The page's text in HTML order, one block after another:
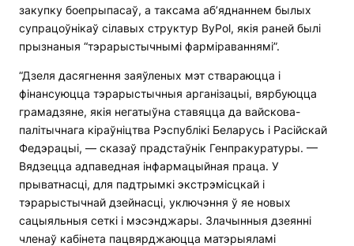
закупку боепрыпасаў, а таксама аб’яднаннем былых
супрацоўнікаў сілавых структур ByPol, якія раней былі
прызнаныя “тэрарыстычнымі фарміраваннямі”.
“Дзеля дасягнення заяўленых мэт ствараюцца і
фінансуюцца тэрарыстычныя арганізацыі, вярбуюцца
грамадзяне, якія негатыўна ставяцца да вайскова-
палітычнага кіраўніцтва Рэспублікі Беларусь і Расійскай
Федэрацыі, — сказаў прадстаўнік Генпракуратуры. —
Вядзецца адпаведная інфармацыйная праца. У
прыватнасці, для падтрымкі экстрэмісцкай і
тэрарыстычнай дзейнасці, уключэння ў яе новых
сацыяльныя сеткі і мэсэнджары. Злачынныя дзеянні
членаў кабінета пацвярджаюцца матэрыяламі